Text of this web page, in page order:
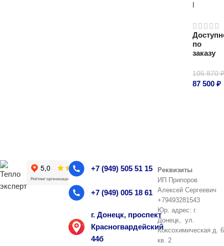
l
по
заказу
105 870
87 500₽
+7 (949) 505 51 15
+7 (949) 005 18 61
г. Донецк, проспект
Красногвардейский
44б
Реквизиты
ИП Припоров
Алексей Сергеевич
+79493281543
Юр. адрес: г.
Донецк, ул.
Коксохимическая д. 6
кв. 2